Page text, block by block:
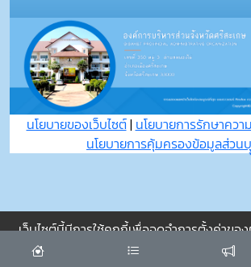
นโยบายของเว็บไซต์| นโยบายการรักษาคว
นโยบายการคุ้มครองข้อมูลส่วน
เว็บไซต์นี้มีการใช้คุกกี้เพื่อจดจำการตั้งค่าขอ
ประสบการณ์การใช้งานของคุณให้ดียิ่งขึ้น